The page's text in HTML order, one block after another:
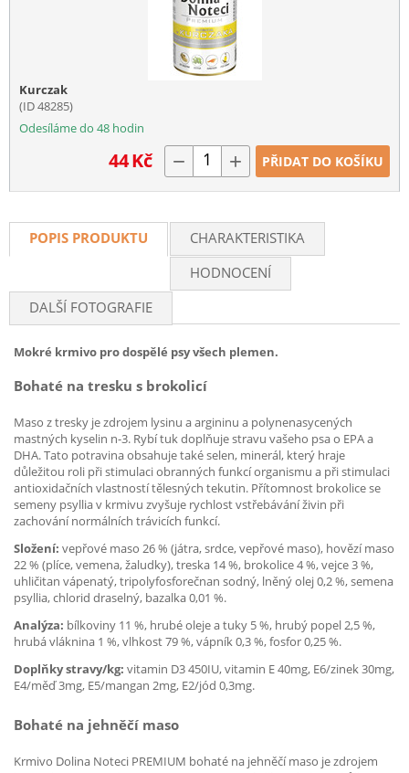
Kurczak
(ID 48285)
Odesíláme do 48 hodin
44Kč − + PŘIDAT DO KOŠÍKU
POPIS PRODUKTU
CHARAKTERISTIKA
HODNOCENÍ
DALŠÍ FOTOGRAFIE
Mokré krmivo pro dospělé psy všech plemen.
Bohaté na tresku s brokolicí
Maso z tresky je zdrojem lysinu a argininu a polynenasycených
mastných kyselin n-3. Rybí tuk doplňuje stravu vašeho psa o EPA a
DHA. Tato potravina obsahuje také selen, minerál, který hraje
důležitou roli při stimulaci obranných funkcí organismu a při stimulaci
antioxidačních vlastností tělesných tekutin. Přítomnost brokolice se
semeny psyllia v krmivu zvyšuje rychlost vstřebávání živin při
zachování normálních trávicích funkcí.
Složení: vepřové maso 26 % (játra, srdce, vepřové maso), hovězí maso
22 % (plíce, vemena, žaludky), treska 14 %, brokolice 4 %, vejce 3 %,
uhličitan vápenatý, tripolyfosforečnan sodný, lněný olej 0,2 %, semena
psyllia, chlorid draselný, bazalka 0,01 %.
Analýza: bílkoviny 11 %, hrubé oleje a tuky 5 %, hrubý popel 2,5 %,
hrubá vláknina 1 %, vlhkost 79 %, vápník 0,3 %, fosfor 0,25 %.
Doplňky stravy/kg: vitamin D3 450IU, vitamin E 40mg, E6/zinek 30mg,
E4/měď 3mg, E5/mangan 2mg, E2/jód 0,3mg.
Bohaté na jehněčí maso
Krmivo Dolina Noteci PREMIUM bohaté na jehněčí maso je zdrojem